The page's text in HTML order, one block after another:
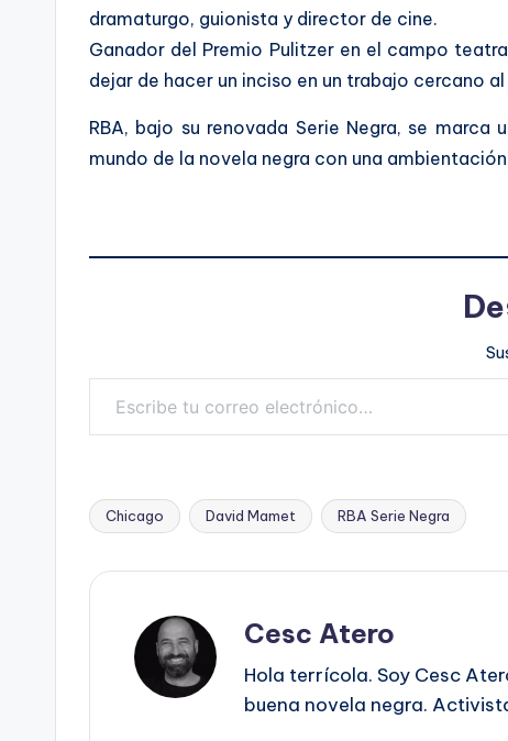
dramaturgo, guionista y director de cine.
Ganador del Premio Pulitzer en el campo
dejar de hacer un inciso en un trabajo cercano
RBA, bajo su renovada Serie Negra, se
mundo de la novela negra con una
Escribe tu correo electrónico…
Etiquetas:
Chicago David Mamet RBA Serie Negra
Cesc Atero
Hola terrícola. Soy Cesc
buena novela negra.